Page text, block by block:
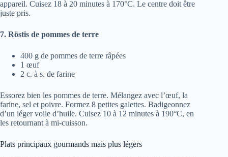
appareil. Cuisez 18 à 20 minutes à 170°C. Le centre doit être
juste pris.
7. Röstis de pommes de terre
400 g de pommes de terre râpées
1 œuf
2 c. à s. de farine
Essorez bien les pommes de terre. Mélangez avec l’œuf, la
farine, sel et poivre. Formez 8 petites galettes. Badigeonnez
d’un léger voile d’huile. Cuisez 10 à 12 minutes à 190°C, en
les retournant à mi-cuisson.
Plats principaux gourmands mais plus légers